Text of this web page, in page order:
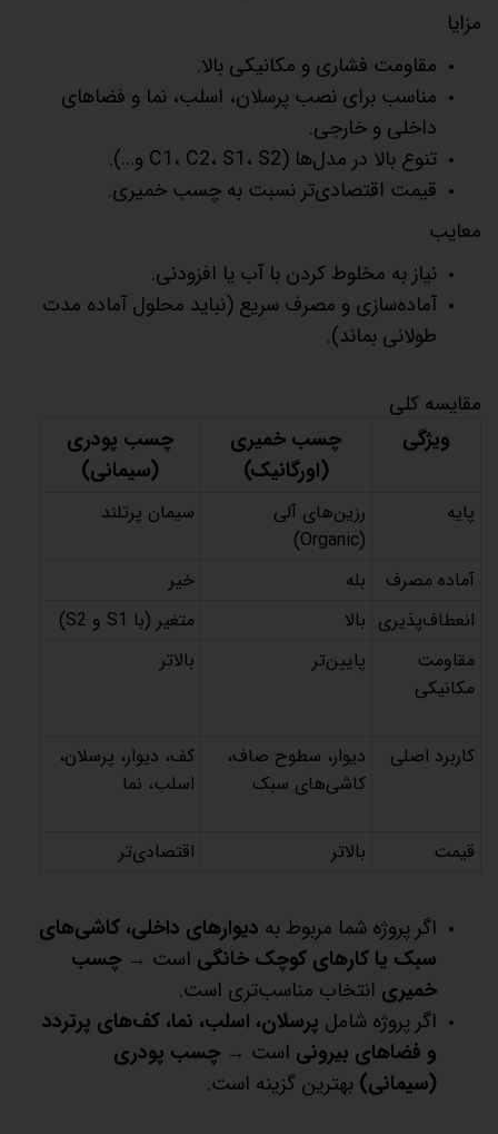
مزایا
مقاومت فشاری و مکانیکی بالا.
مناسب برای نصب پرسلان، اسلب، نما و فضاهای
داخلی و خارجی.
تنوع بالا در مدل‌ها (C1، C2، S1، S2 و…).
قیمت اقتصادی‌تر نسبت به چسب خمیری.
معایب
نیاز به مخلوط کردن با آب یا افزودنی.
آماده‌سازی و مصرف سریع (نباید محلول آماده مدت
طولانی بماند).
مقایسه کلی
ویژگی
چسب خمیری
(اورگانیک)
چسب پودری
(سیمانی)
پایه
رزین‌های آلی
(Organic)
سیمان پرتلند
آماده مصرف بله
خیر
انعطاف‌پذیری بالا
متغیر (با S1 و S2)
مقاومت
مکانیکی
پایین‌تر بالاتر
کاربرد اصلی
دیوار، سطوح صاف،
کاشی‌های سبک
کف، دیوار، پرسلان،
اسلب، نما
قیمت بالاتر اقتصادی‌تر
اگر پروژه شما مربوط به دیوارهای داخلی، کاشی‌های
سبک یا کارهای کوچک خانگی است → چسب
خمیری انتخاب مناسب‌تری است.
اگر پروژه شامل پرسلان، اسلب، نما، کف‌های پرتردد
و فضاهای بیرونی است → چسب پودری
(سیمانی) بهترین گزینه است.